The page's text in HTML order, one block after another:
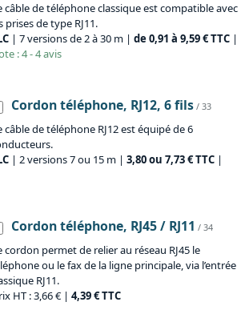
câble de téléphone classique est compatible avec
prises de type RJ11.
| 7 versions de 2 à 30 m | de 0,91 à 9,59 € TTC |
: 4 - 4 avis
Cordon téléphone, RJ12, 6 fils / 33
câble de téléphone RJ12 est équipé de 6
| 2 versions 7 ou 15 m | 3,80 ou 7,73 € TTC |
Cordon téléphone, RJ45 / RJ11 / 34
cordon permet de relier au réseau RJ45 le
ou le fax de la ligne principale, via l’entrée
RJ11.
HT : 3,66 € | 4,39 € TTC